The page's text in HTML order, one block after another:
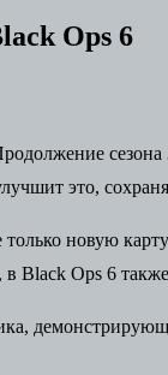
Ops 6
сезона
это,
новую
в Black Ops 6